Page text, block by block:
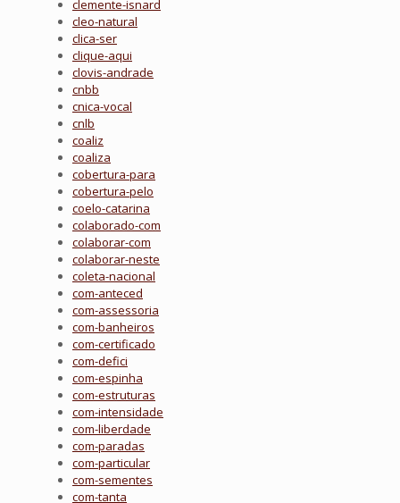
clemente-isnard
cleo-natural
clica-ser
clique-aqui
clovis-andrade
cnbb
cnica-vocal
cnlb
coaliz
coaliza
cobertura-para
cobertura-pelo
coelo-catarina
colaborado-com
colaborar-com
colaborar-neste
coleta-nacional
com-anteced
com-assessoria
com-banheiros
com-certificado
com-defici
com-espinha
com-estruturas
com-intensidade
com-liberdade
com-paradas
com-particular
com-sementes
com-tanta